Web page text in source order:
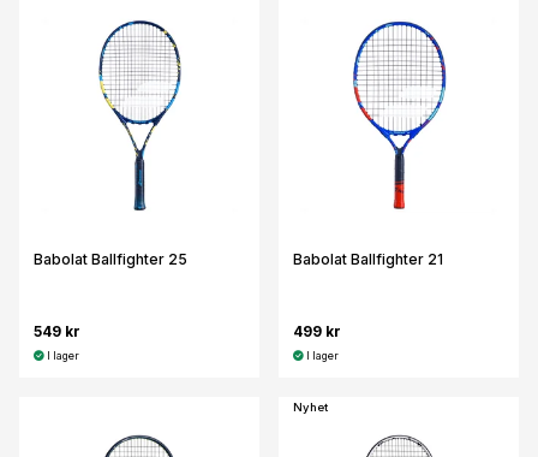
Babolat Ballfighter 25
549 kr
I lager
Babolat Ballfighter 21
499 kr
I lager
Nyhet